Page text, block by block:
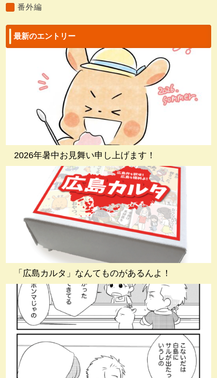
番外編
最新のエントリー
2026年暑中お見舞い申し上げます！
「広島カルタ」なんてものがあるんよ！